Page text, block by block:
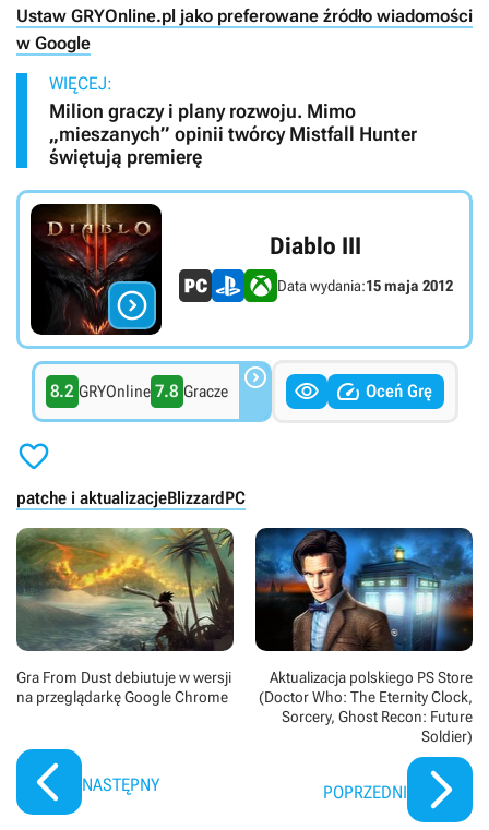
Ustaw GRYOnline.pl jako preferowane źródło wiadomości
w Google
WIĘCEJ:
Milion graczy i plany rozwoju. Mimo
„mieszanych” opinii twórcy Mistfall Hunter
świętują premierę

Diablo III
Data wydania:15 maja 2012
8.2 GRYOnline 7.8 Gracze    Oceń Grę

patche i aktualizacjeBlizzardPC
Gra From Dust debiutuje w wersji
na przeglądarkę Google Chrome
NASTĘPNY
Aktualizacja polskiego PS Store
(Doctor Who: The Eternity Clock,
Sorcery, Ghost Recon: Future
Soldier)
POPRZEDNI